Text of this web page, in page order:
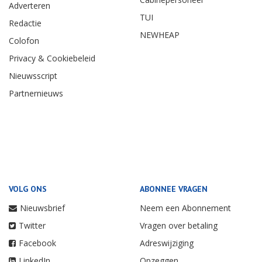
Adverteren
Redactie
Colofon
Privacy & Cookiebeleid
Nieuwsscript
Partnernieuws
TUI
NEWHEAP
VOLG ONS
Nieuwsbrief
Twitter
Facebook
ABONNEE VRAGEN
Neem een Abonnement
Vragen over betaling
Adreswijziging